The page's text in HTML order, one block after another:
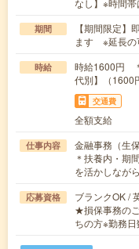
なし】※時間
期間
【期間限定】
ます ※延長の
時給
時給1600円
代別】（1600
交通費
全額支給
仕事内容
金融事務（生
＊扶養内・期
を活かしなが
応募資格
ブランクOK /
★損保事務の
ちの方※勤務